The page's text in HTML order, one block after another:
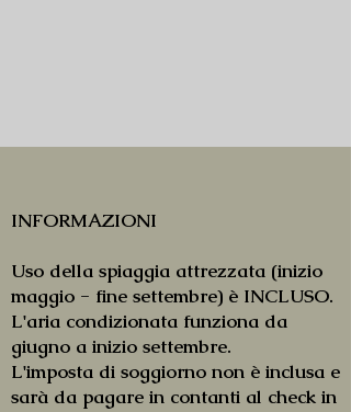
INFORMAZIONI
Uso della spiaggia attrezzata (inizio
maggio - fine settembre) è INCLUSO.
L'aria condizionata funziona da
giugno a inizio settembre.
L'imposta di soggiorno non è inclusa e
sarà da pagare in contanti al check in